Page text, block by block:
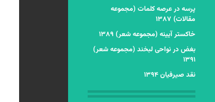
پرسه در عرصه کلمات (مجموعه
مقالات) ۱۳۸۷
خاکستر آیینه (مجموعه شعر) ۱۳۸۹
بغض در نواحی لبخند (مجموعه شعر)
۱۳۹۱
نقد صیرفیان ۱۳۹۴